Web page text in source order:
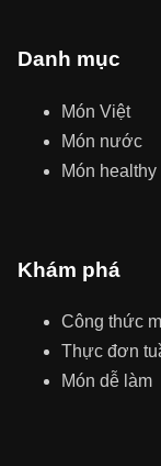
Danh mục
Món Việt
Món nước
Món healthy
Khám phá
Công thức
Thực đơn
Món dễ làm